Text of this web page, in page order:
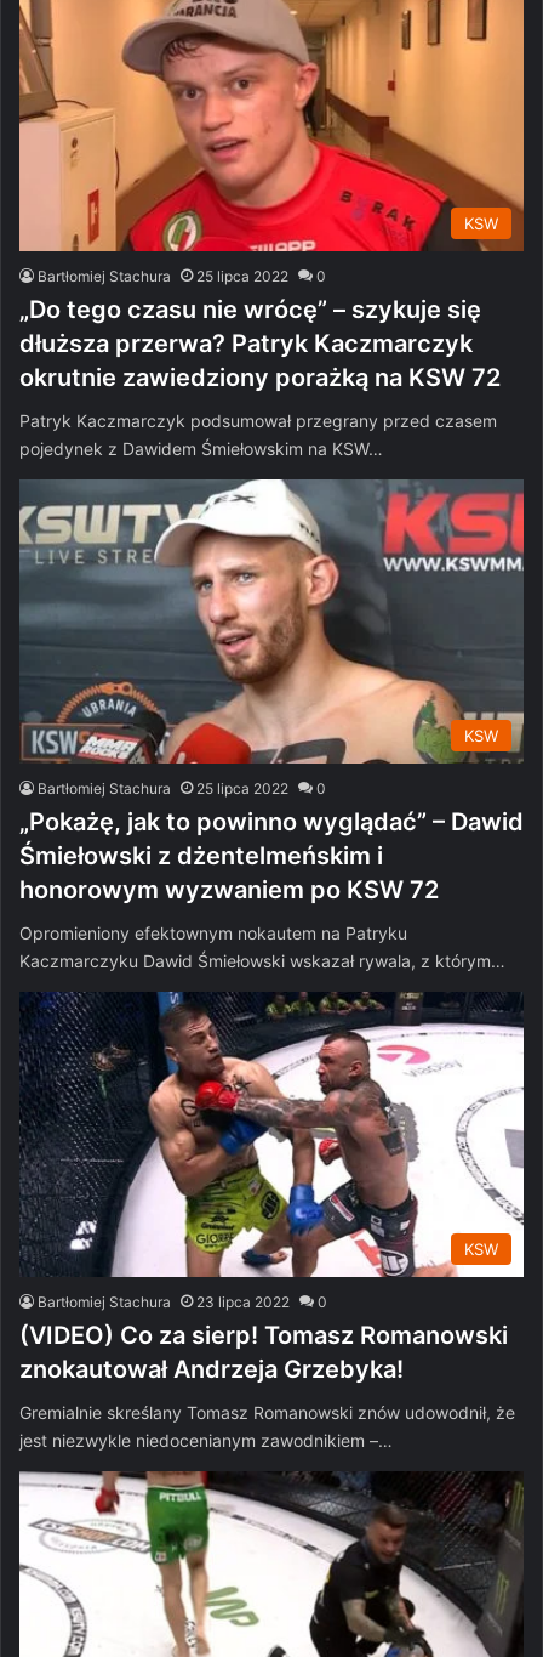
KSW
Bartłomiej Stachura 25 lipca 2022 0
„Do tego czasu nie wrócę” – szykuje się
dłuższa przerwa? Patryk Kaczmarczyk
okrutnie zawiedziony porażką na KSW 72
Patryk Kaczmarczyk podsumował przegrany przed czasem
pojedynek z Dawidem Śmiełowskim na KSW…
KSW
Bartłomiej Stachura 25 lipca 2022 0
„Pokażę, jak to powinno wyglądać” – Dawid
Śmiełowski z dżentelmeńskim i
honorowym wyzwaniem po KSW 72
Opromieniony efektownym nokautem na Patryku
Kaczmarczyku Dawid Śmiełowski wskazał rywala, z którym…
KSW
Bartłomiej Stachura 23 lipca 2022 0
(VIDEO) Co za sierp! Tomasz Romanowski
znokautował Andrzeja Grzebyka!
Gremialnie skreślany Tomasz Romanowski znów udowodnił, że
jest niezwykle niedocenianym zawodnikiem –…